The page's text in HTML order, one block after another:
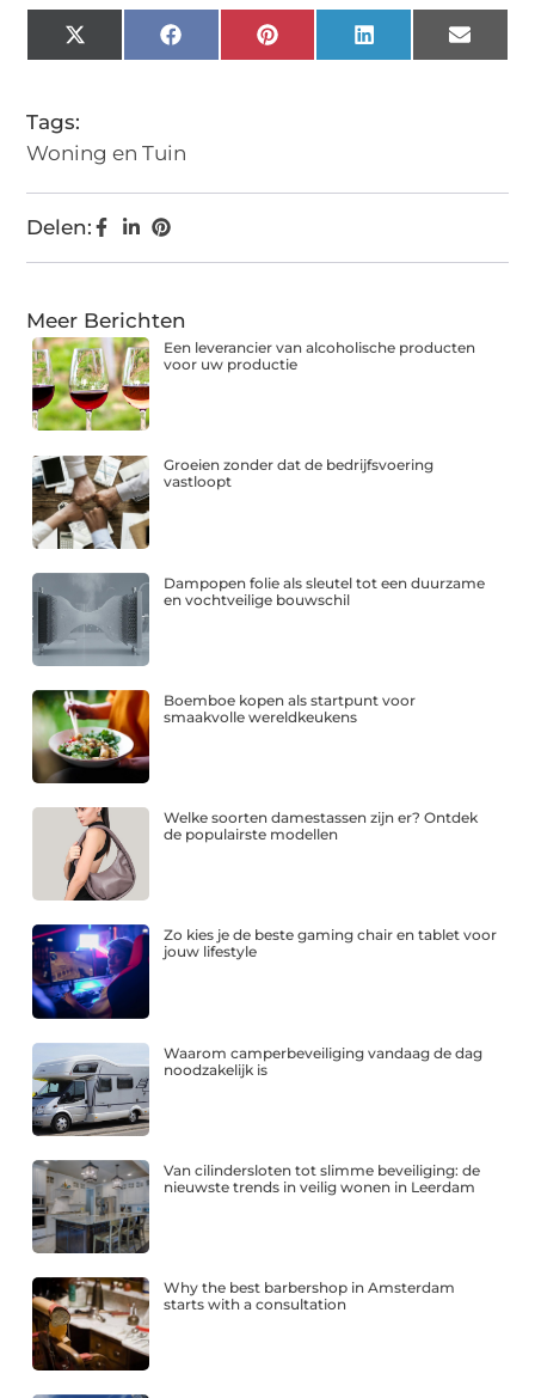
X
(Twitter)
FacebookPinterestLinkedIn Email
Tags:
Woning en Tuin
Delen:
Meer Berichten
Een leverancier van alcoholische producten
voor uw productie
Groeien zonder dat de bedrijfsvoering
vastloopt
Dampopen folie als sleutel tot een duurzame
en vochtveilige bouwschil
Boemboe kopen als startpunt voor
smaakvolle wereldkeukens
Welke soorten damestassen zijn er? Ontdek
de populairste modellen
Zo kies je de beste gaming chair en tablet voor
jouw lifestyle
Waarom camperbeveiliging vandaag de dag
noodzakelijk is
Van cilindersloten tot slimme beveiliging: de
nieuwste trends in veilig wonen in Leerdam
Why the best barbershop in Amsterdam
starts with a consultation